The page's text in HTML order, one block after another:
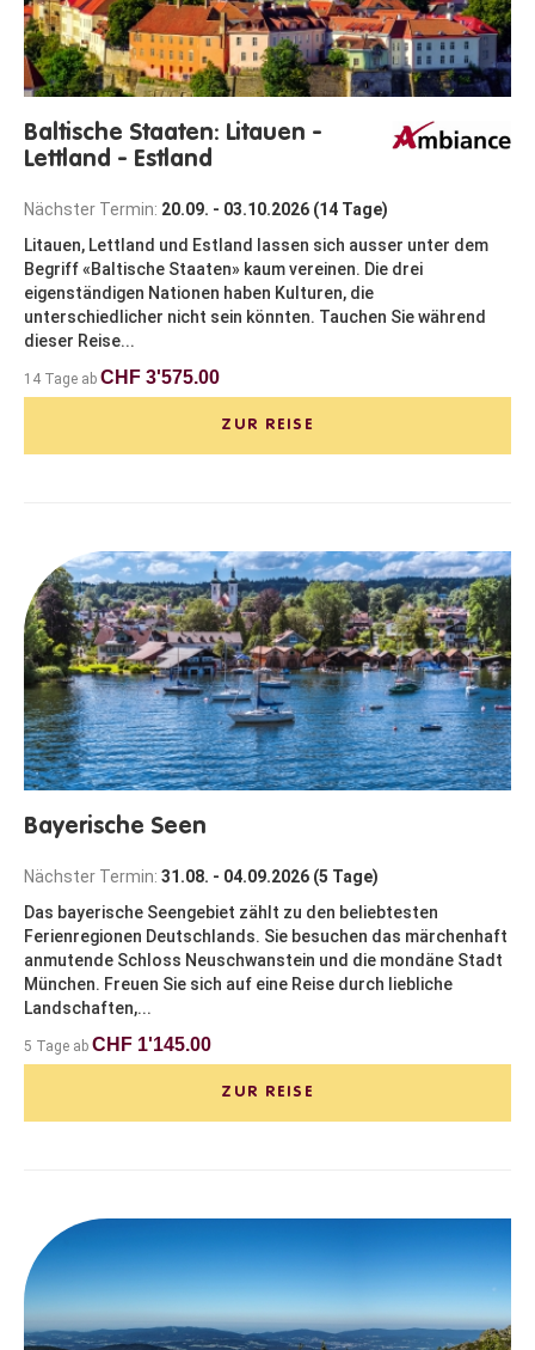
Baltische Staaten: Litauen -
Lettland - Estland
Nächster Termin: 20.09. - 03.10.2026 (14 Tage)
Litauen, Lettland und Estland lassen sich ausser unter dem
Begriff «Baltische Staaten» kaum vereinen. Die drei
eigenständigen Nationen haben Kulturen, die
unterschiedlicher nicht sein könnten. Tauchen Sie während
dieser Reise...
14 Tage ab CHF 3'575.00
ZUR REISE
Bayerische Seen
Nächster Termin: 31.08. - 04.09.2026 (5 Tage)
Das bayerische Seengebiet zählt zu den beliebtesten
Ferienregionen Deutschlands. Sie besuchen das märchenhaft
anmutende Schloss Neuschwanstein und die mondäne Stadt
München. Freuen Sie sich auf eine Reise durch liebliche
Landschaften,...
5 Tage ab CHF 1'145.00
ZUR REISE